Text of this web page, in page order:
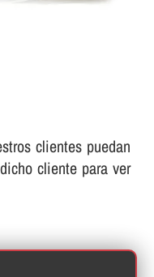
clientes puedan
cliente para ver